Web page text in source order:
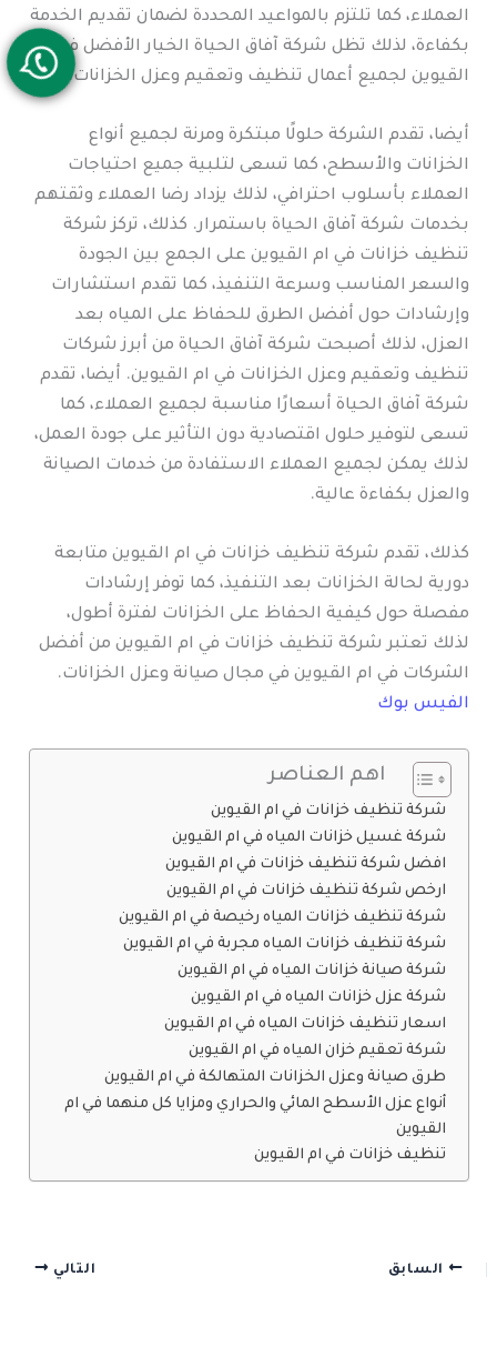
العملاء، كما تلتزم بالمواعيد المحددة لضمان تقديم الخدمة
بكفاءة، لذلك تظل شركة آفاق الحياة الخيار الأفضل في ام
القيوين لجميع أعمال تنظيف وتعقيم وعزل الخزانات.
أيضا، تقدم الشركة حلولًا مبتكرة ومرنة لجميع أنواع
الخزانات والأسطح، كما تسعى لتلبية جميع احتياجات
العملاء بأسلوب احترافي، لذلك يزداد رضا العملاء وثقتهم
بخدمات شركة آفاق الحياة باستمرار. كذلك، تركز شركة
تنظيف خزانات في ام القيوين على الجمع بين الجودة
والسعر المناسب وسرعة التنفيذ، كما تقدم استشارات
وإرشادات حول أفضل الطرق للحفاظ على المياه بعد
العزل، لذلك أصبحت شركة آفاق الحياة من أبرز شركات
تنظيف وتعقيم وعزل الخزانات في ام القيوين. أيضا، تقدم
شركة آفاق الحياة أسعارًا مناسبة لجميع العملاء، كما
تسعى لتوفير حلول اقتصادية دون التأثير على جودة العمل،
لذلك يمكن لجميع العملاء الاستفادة من خدمات الصيانة
والعزل بكفاءة عالية.
كذلك، تقدم شركة تنظيف خزانات في ام القيوين متابعة
دورية لحالة الخزانات بعد التنفيذ، كما توفر إرشادات
مفصلة حول كيفية الحفاظ على الخزانات لفترة أطول،
لذلك تعتبر شركة تنظيف خزانات في ام القيوين من أفضل
الشركات في ام القيوين في مجال صيانة وعزل الخزانات.
الفيس بوك
اهم العناصر
شركة تنظيف خزانات في ام القيوين
شركة غسيل خزانات المياه في ام القيوين
افضل شركة تنظيف خزانات في ام القيوين
ارخص شركة تنظيف خزانات في ام القيوين
شركة تنظيف خزانات المياه رخيصة في ام القيوين
شركة تنظيف خزانات المياه مجربة في ام القيوين
شركة صيانة خزانات المياه في ام القيوين
شركة عزل خزانات المياه في ام القيوين
اسعار تنظيف خزانات المياه في ام القيوين
شركة تعقيم خزان المياه في ام القيوين
طرق صيانة وعزل الخزانات المتهالكة في ام القيوين
أنواع عزل الأسطح المائي والحراري ومزايا كل منهما في ام
القيوين
تنظيف خزانات في ام القيوين
السابق التالي